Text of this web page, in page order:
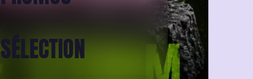
SÉLECTION